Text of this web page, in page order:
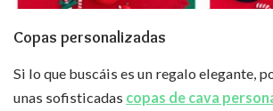
Copas personalizadas
Si lo que buscáis es un regalo elegante,
unas sofisticadas copas de cava